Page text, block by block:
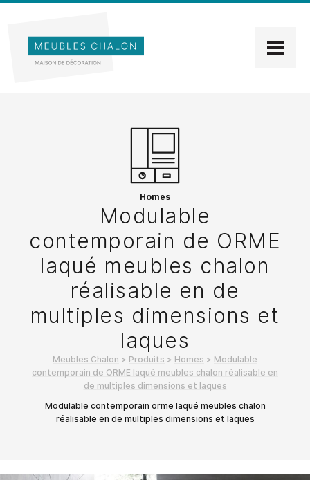
Homes
Modulable
contemporain de ORME
laqué meubles chalon
réalisable en de
multiples dimensions et
laques
Meubles Chalon > Produits > Homes > Modulable
contemporain de ORME laqué meubles chalon réalisable en
de multiples dimensions et laques
Modulable contemporain orme laqué meubles chalon
réalisable en de multiples dimensions et laques